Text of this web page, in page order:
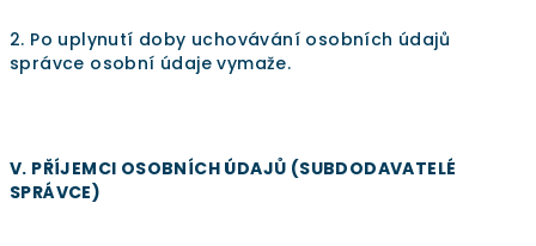
2. Po uplynutí doby uchovávání osobních údajů
správce osobní údaje vymaže.
V. PŘÍJEMCI OSOBNÍCH ÚDAJŮ (SUBDODAVATELÉ
SPRÁVCE)